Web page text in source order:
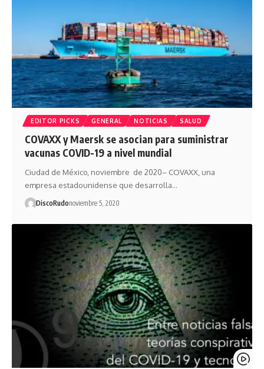
EDITOR PICKS GENERAL NOTICIAS SALUD
COVAXX y Maersk se asocian para suministrar
vacunas COVID-19 a nivel mundial
Ciudad de México, noviembre de 2020– COVAXX, una
empresa estadounidense que desarrolla…
DiscoRudonoviembre 5, 2020